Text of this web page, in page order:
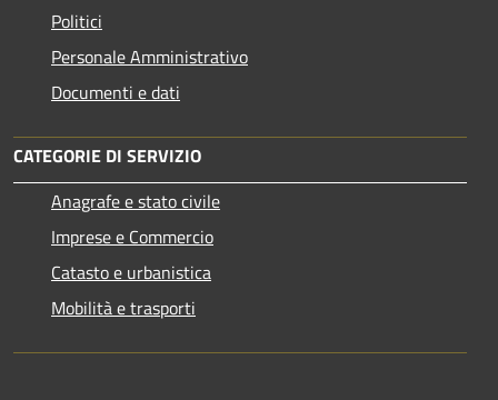
Politici
Personale Amministrativo
Documenti e dati
CATEGORIE DI SERVIZIO
Anagrafe e stato civile
Imprese e Commercio
Catasto e urbanistica
Mobilità e trasporti